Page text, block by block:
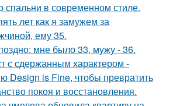
спальни в современном стиле.
лет как я замужем за
ему 35.
мне было 33, мужу - 36.
с сдержанным характером -
Design is Fine, чтобы превратить
покоя и восстановления.